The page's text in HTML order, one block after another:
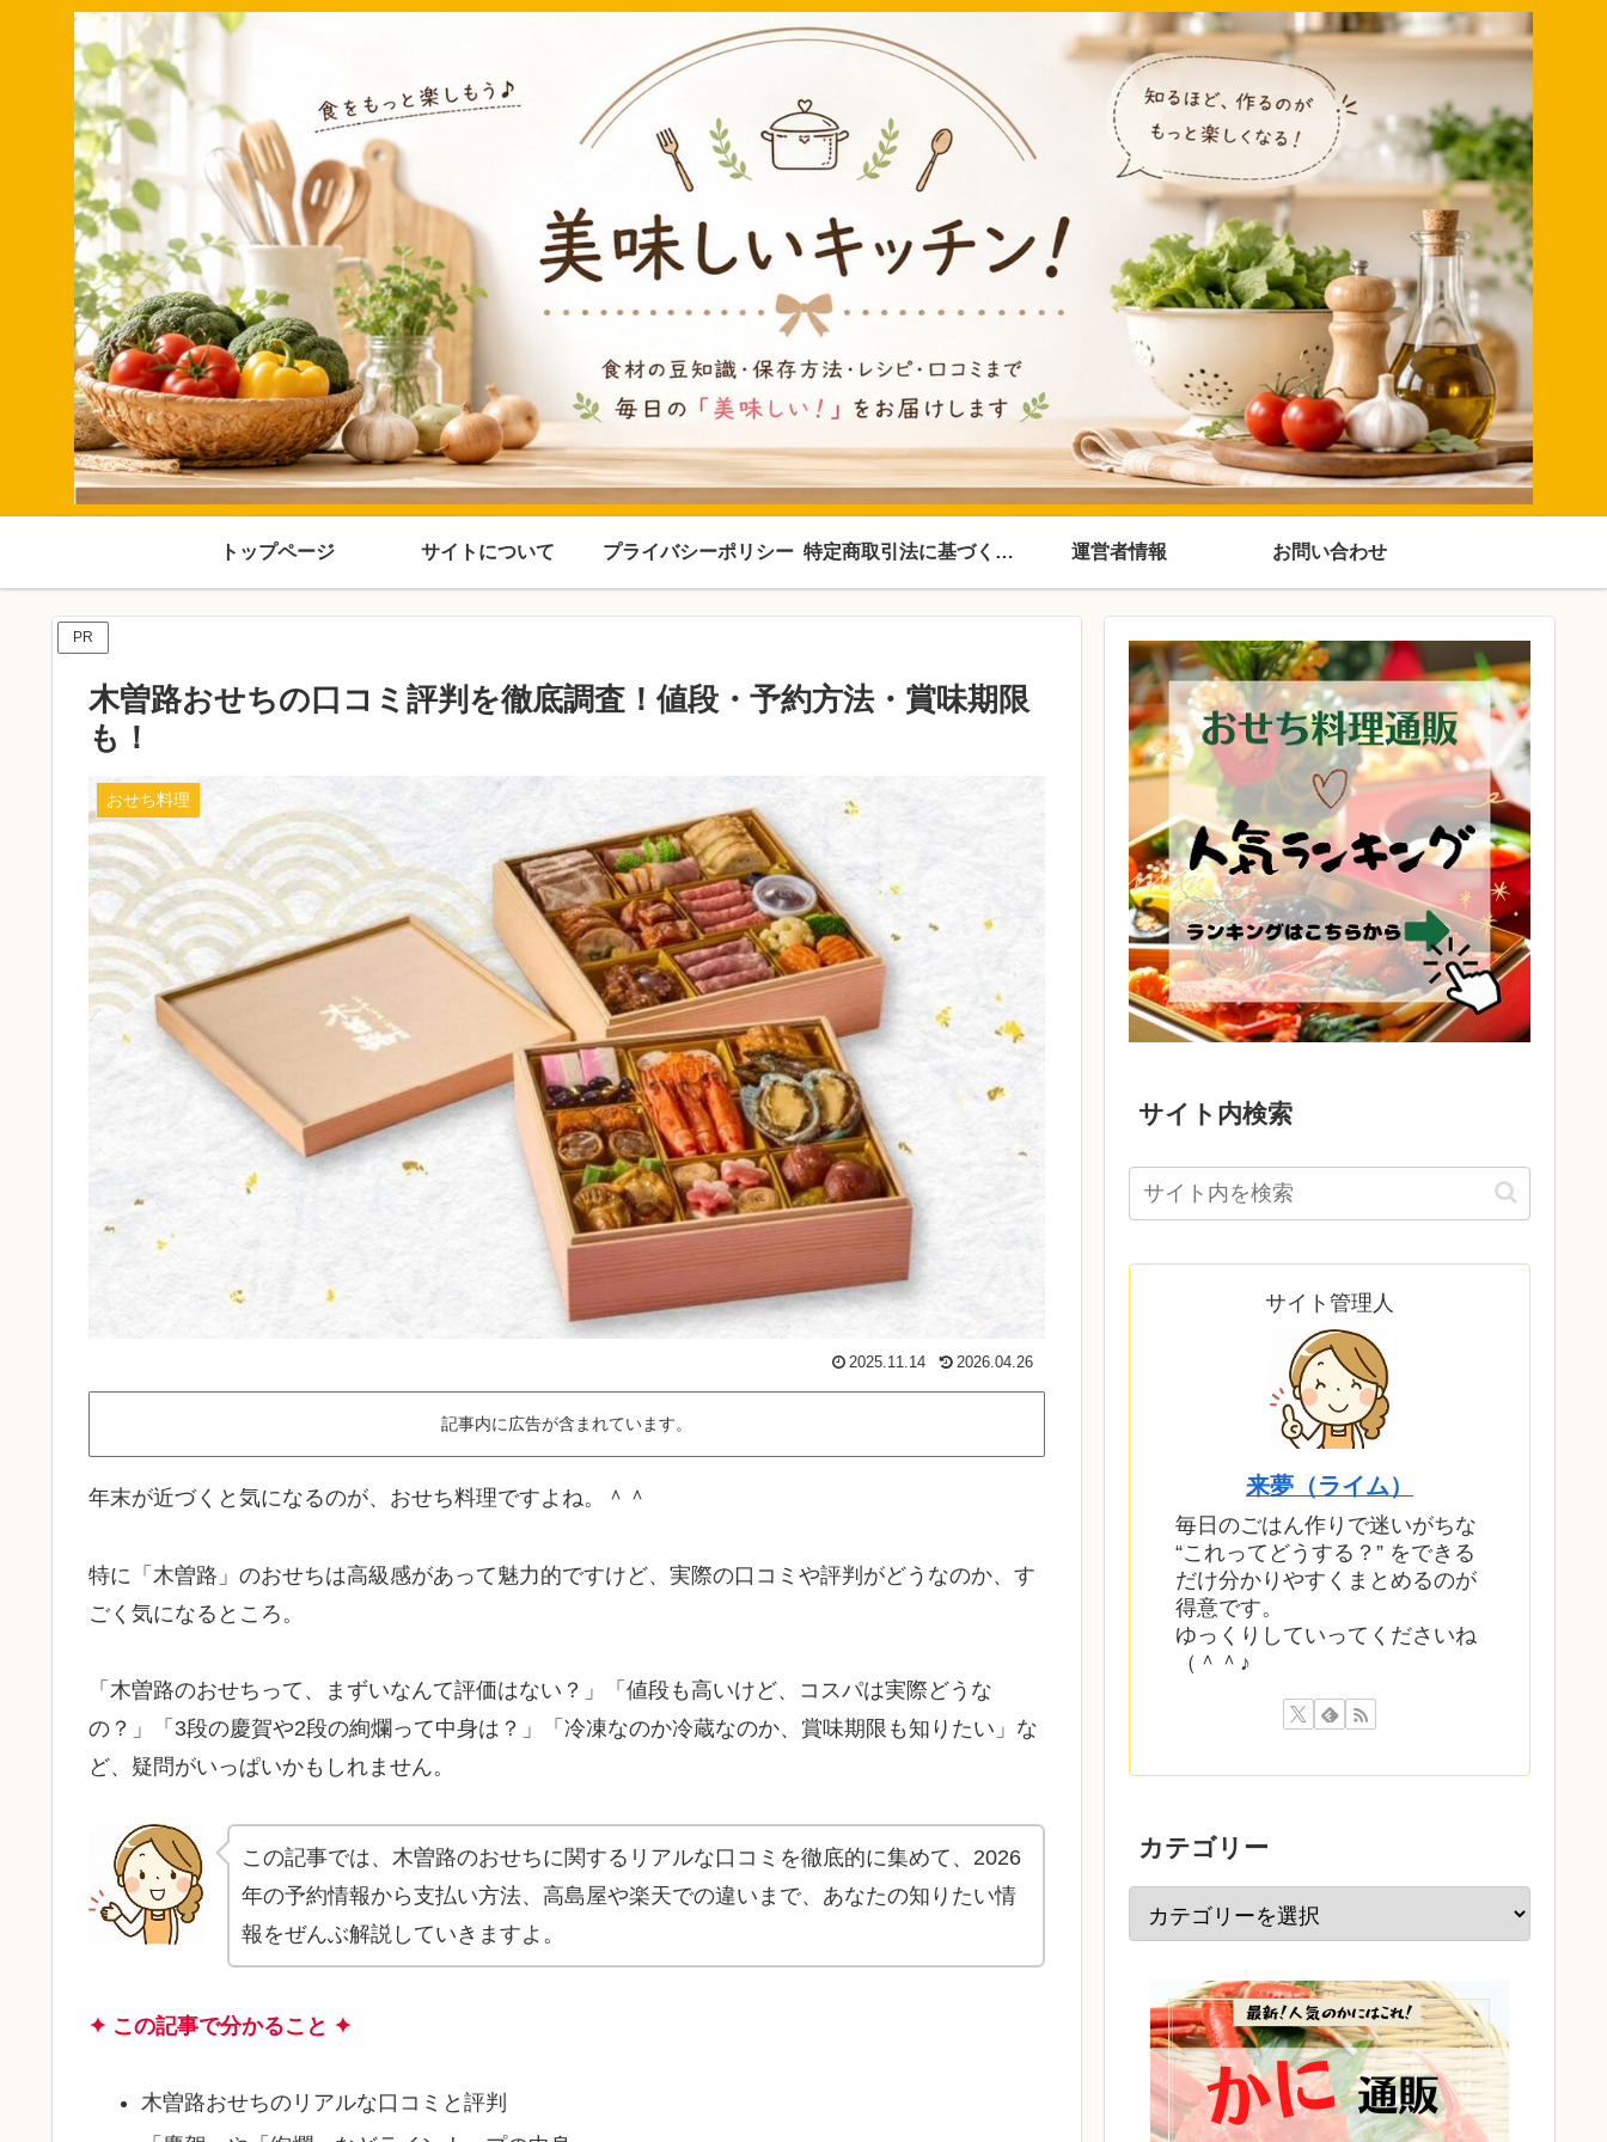
トップページ サイトについて プライバシーポリシー 特定商取引法に基づく表記 運営者情報 お問い合わせ
PR
木曽路おせちの口コミ評判を徹底調査！値段・予約方法・賞味期限
も！
おせち料理
2025.11.14 2026.04.26
記事内に広告が含まれています。
年末が近づくと気になるのが、おせち料理ですよね。＾＾
特に「木曽路」のおせちは高級感があって魅力的ですけど、実際の口コミや評判がどうなのか、す
ごく気になるところ。
「木曽路のおせちって、まずいなんて評価はない？」「値段も高いけど、コスパは実際どうな
の？」「3段の慶賀や2段の絢爛って中身は？」「冷凍なのか冷蔵なのか、賞味期限も知りたい」な
ど、疑問がいっぱいかもしれません。
この記事では、木曽路のおせちに関するリアルな口コミを徹底的に集めて、2026
年の予約情報から支払い方法、高島屋や楽天での違いまで、あなたの知りたい情
報をぜんぶ解説していきますよ。
✦ この記事で分かること ✦
木曽路おせちのリアルな口コミと評判
サイト内検索
サイト管理人
来夢（ライム）
毎日のごはん作りで迷いがちな
“これってどうする？” をできる
だけ分かりやすくまとめるのが
得意です。
ゆっくりしていってくださいね
（＾＾♪
カテゴリー